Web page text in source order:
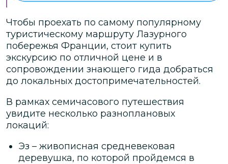
Чтобы проехать по самому популярному
туристическому маршруту Лазурного
побережья Франции, стоит купить
экскурсию по отличной цене и в
сопровождении знающего гида добраться
до локальных достопримечательностей.
В рамках семичасового путешествия
увидите несколько разноплановых
локаций:
Эз – живописная средневековая
деревушка, по которой пройдемся в